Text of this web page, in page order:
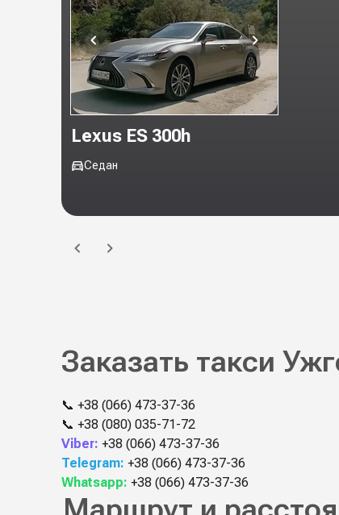
Lexus ES 300h
Седан
Заказать такси
📞 +38 (066) 473-37-36
📞 +38 (080) 035-71-72
Viber: +38 (066) 473-37-36
Telegram: +38 (066) 473-37-36
Whatsapp: +38 (066) 473-37-36